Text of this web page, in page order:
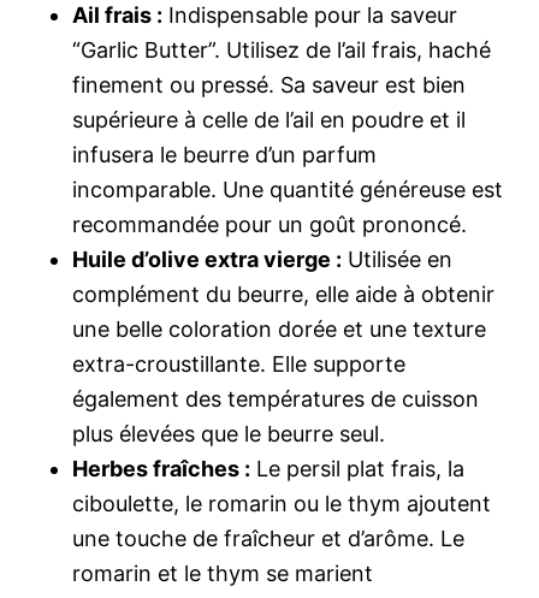
Ail frais : Indispensable pour la saveur
“Garlic Butter”. Utilisez de l’ail frais, haché
finement ou pressé. Sa saveur est bien
supérieure à celle de l’ail en poudre et il
infusera le beurre d’un parfum
incomparable. Une quantité généreuse est
recommandée pour un goût prononcé.
Huile d’olive extra vierge : Utilisée en
complément du beurre, elle aide à obtenir
une belle coloration dorée et une texture
extra-croustillante. Elle supporte
également des températures de cuisson
plus élevées que le beurre seul.
Herbes fraîches : Le persil plat frais, la
ciboulette, le romarin ou le thym ajoutent
une touche de fraîcheur et d’arôme. Le
romarin et le thym se marient